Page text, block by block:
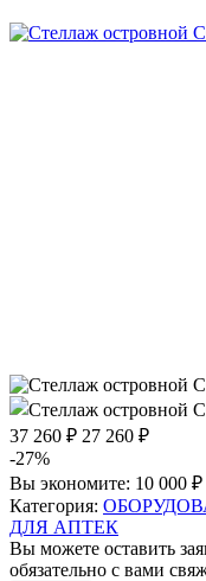
37 260 ₽ 27 260 ₽
-27%
Вы экономите: 10 000 ₽
Категория:
ДЛЯ АПТЕК
Вы можете оставить
обязательно с вами